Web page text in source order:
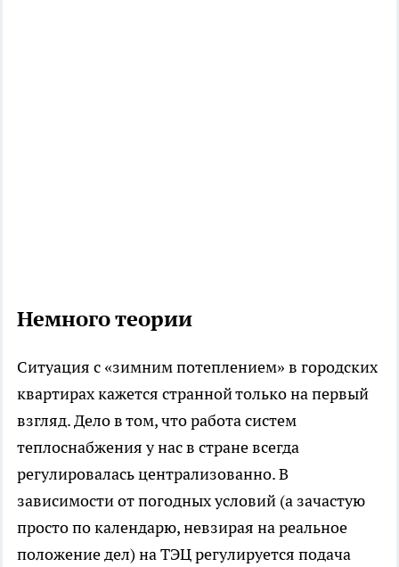
Немного теории
Ситуация с «зимним потеплением» в городских
квартирах кажется странной только на первый
взгляд. Дело в том, что работа систем
теплоснабжения у нас в стране всегда
регулировалась централизованно. В
зависимости от погодных условий (а зачастую
просто по календарю, невзирая на реальное
положение дел) на ТЭЦ регулируется подача